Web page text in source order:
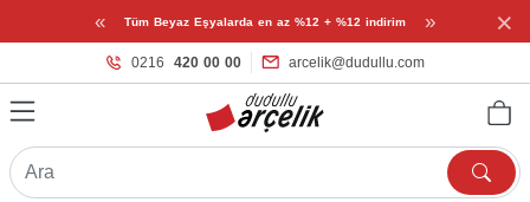
« Tüm Beyaz Eşyalarda en az %12 + %12 indirim » ×
0216 420 00 00 arcelik@dudullu.com